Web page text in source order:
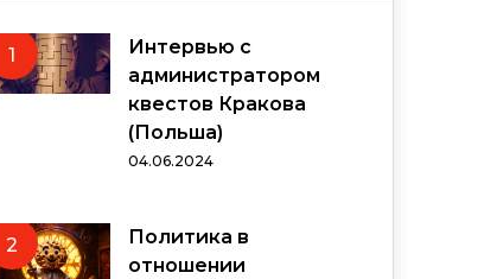
1
Интервью с
администратором
квестов Кракова
(Польша)
04.06.2024
2
Политика в
отношении